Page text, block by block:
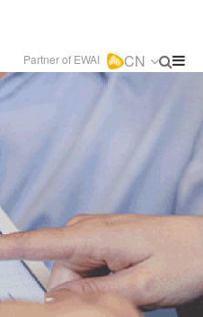
Partner of EWAI CN